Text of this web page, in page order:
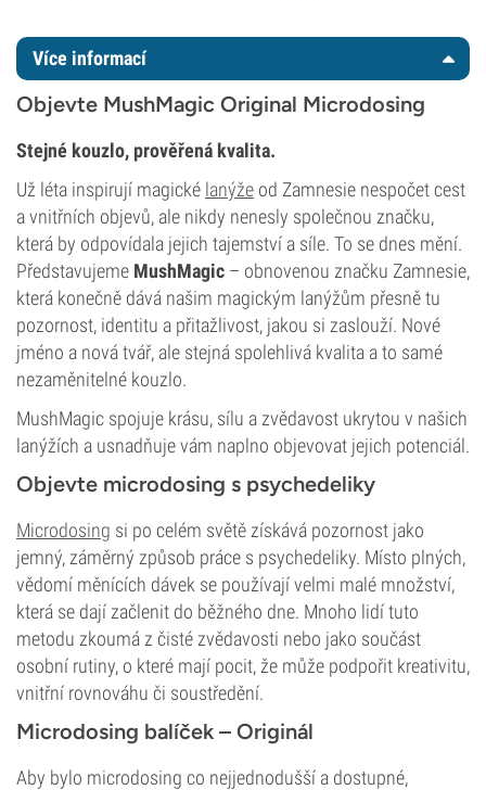
Více informací
Objevte MushMagic Original Microdosing
Stejné kouzlo, prověřená kvalita.
Už léta inspirují magické lanýže od Zamnesie nespočet cest
a vnitřních objevů, ale nikdy nenesly společnou značku,
která by odpovídala jejich tajemství a síle. To se dnes mění.
Představujeme MushMagic – obnovenou značku Zamnesie,
která konečně dává našim magickým lanýžům přesně tu
pozornost, identitu a přitažlivost, jakou si zaslouží. Nové
jméno a nová tvář, ale stejná spolehlivá kvalita a to samé
nezaměnitelné kouzlo.
MushMagic spojuje krásu, sílu a zvědavost ukrytou v našich
lanýžích a usnadňuje vám naplno objevovat jejich potenciál.
Objevte microdosing s psychedeliky
Microdosing si po celém světě získává pozornost jako
jemný, záměrný způsob práce s psychedeliky. Místo plných,
vědomí měnících dávek se používají velmi malé množství,
která se dají začlenit do běžného dne. Mnoho lidí tuto
metodu zkoumá z čisté zvědavosti nebo jako součást
osobní rutiny, o které mají pocit, že může podpořit kreativitu,
vnitřní rovnováhu či soustředění.
Microdosing balíček – Originál
Aby bylo microdosing co nejjednodušší a dostupné,